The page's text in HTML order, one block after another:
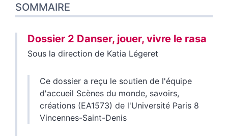
SOMMAIRE
Dossier 2 Danser, jouer, vivre le rasa
Sous la direction de Katia Légeret
Ce dossier a reçu le soutien de l'équipe
d'accueil Scènes du monde, savoirs,
créations (EA1573) de l'Université Paris 8
Vincennes-Saint-Denis